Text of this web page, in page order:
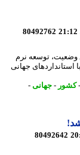
80492762
توسعه نرم
جهانی
-جهانی-